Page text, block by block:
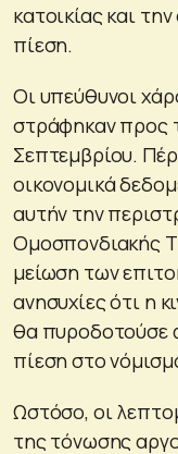
κατοικίας και
πίεση.
Οι υπεύθυνοι
στράφηκαν προς
Σεπτεμβρίου.
οικονομικά
αυτήν την
Ομοσπονδιακής
μείωση των
ανησυχίες ότι η
θα πυροδοτούσε
πίεση στο
Ωστόσο, οι
της τόνωσης